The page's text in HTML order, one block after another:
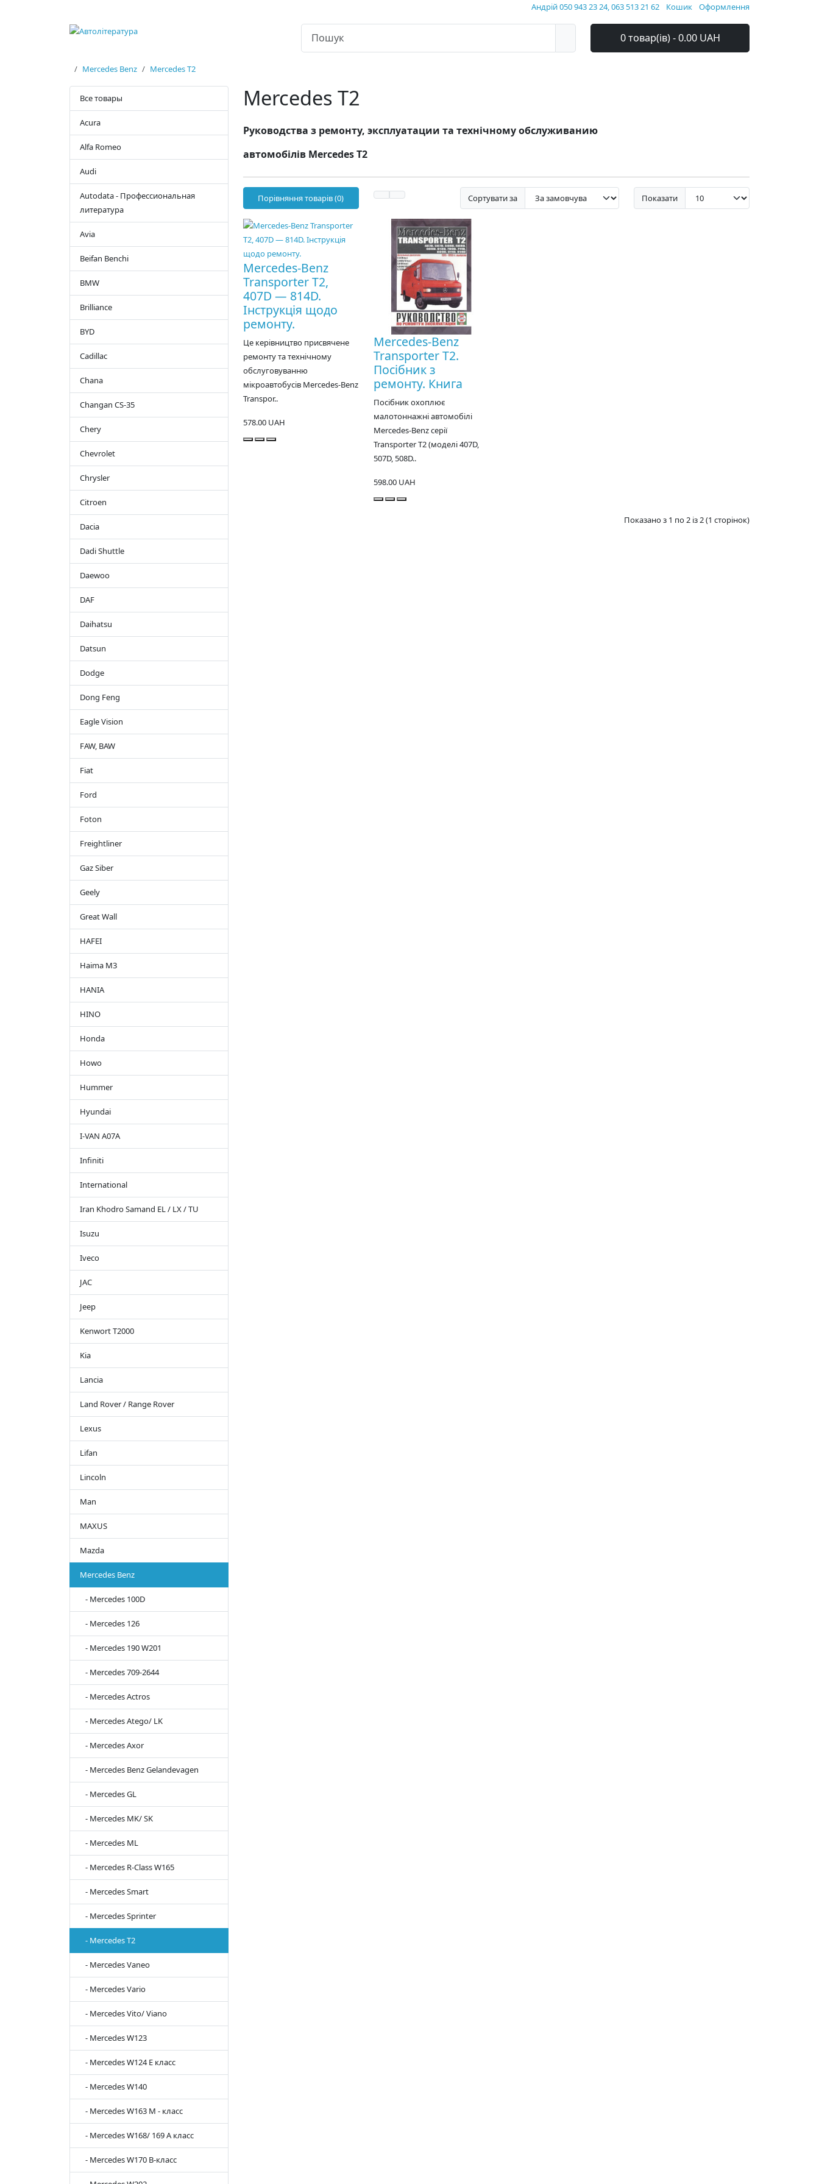
Андрій 050 943 23 24, 063 513 21 62 Кошик Оформлення
0 товар(ів) - 0.00 UAH
Mercedes Benz Mercedes T2
Все товары
Acura
Alfa Romeo
Audi
Autodata - Профессиональная
литература
Avia
Beifan Benchi
BMW
Brilliance
BYD
Cadillac
Chana
Changan CS-35
Chery
Chevrolet
Chrysler
Citroen
Dacia
Dadi Shuttle
Daewoo
DAF
Daihatsu
Datsun
Dodge
Dong Feng
Eagle Vision
FAW, BAW
Fiat
Ford
Foton
Freightliner
Gaz Siber
Geely
Great Wall
HAFEI
Haima M3
HANIA
HINO
Honda
Howo
Hummer
Hyundai
I-VAN A07A
Infiniti
International
Iran Khodro Samand EL / LX / TU
Isuzu
Iveco
JAC
Jeep
Kenwort T2000
Kia
Lancia
Land Rover / Range Rover
Lexus
Lifan
Lincoln
Man
MAXUS
Mazda
Mercedes Benz
- Mercedes 100D
- Mercedes 126
- Mercedes 190 W201
- Mercedes 709-2644
- Mercedes Actros
- Mercedes Atego/ LK
- Mercedes Axor
- Mercedes Benz Gelandevagen
- Mercedes GL
- Mercedes MK/ SK
- Mercedes ML
- Mercedes R-Class W165
- Mercedes Smart
- Mercedes Sprinter
- Mercedes T2
- Mercedes Vaneo
- Mercedes Vario
- Mercedes Vito/ Viano
- Mercedes W123
- Mercedes W124 E класс
- Mercedes W140
- Mercedes W163 M - класс
- Mercedes W168/ 169 A класс
- Mercedes W170 B-класс
Mercedes T2
Руководства з ремонту, эксплуатации та технічному обслуживанию
автомобілів Mercedes T2
Порівняння товарів (0) Сортувати за Показати
Mercedes-Benz
Transporter T2,
407D — 814D.
Інструкція щодо
ремонту.
Це керівництво присвячене
ремонту та технічному
обслуговуванню
мікроавтобусів Mercedes-Benz
Transpor..
578.00 UAH
Mercedes-Benz
Transporter T2.
Посібник з
ремонту. Книга
Посібник охоплює
малотоннажні автомобілі
Mercedes-Benz серії
Transporter T2 (моделі 407D,
507D, 508D..
598.00 UAH
Показано з 1 по 2 із 2 (1 сторінок)